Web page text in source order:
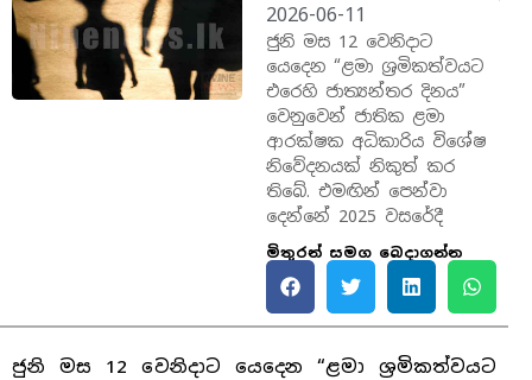
2026-06-11
ජුනි මස 12 වෙනිදාට
යෙදෙන “ළමා ශ්‍රමිකත්වයට
එරෙහි ජාත්‍යන්තර දිනය”
වෙනුවෙන් ජාතික ළමා
ආරක්ෂක අධිකාරිය විශේෂ
නිවේදනයක් නිකුත් කර
තිබේ. එමඟින් පෙන්වා
දෙන්නේ 2025 වසරේදී
මිතුරන් සමග බෙදාගන්න
ජුනි මස 12 වෙනිදාට යෙදෙන “ළමා ශ්‍රමිකත්වයට